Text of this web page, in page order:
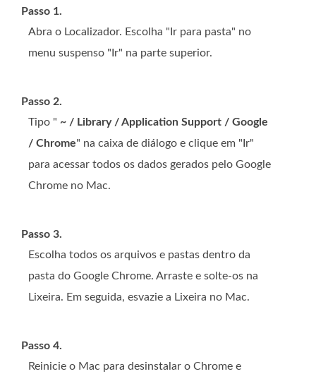
Passo 1.
Abra o Localizador. Escolha "Ir para pasta" no
menu suspenso "Ir" na parte superior.
Passo 2.
Tipo " ~ / Library / Application Support / Google
/ Chrome" na caixa de diálogo e clique em "Ir"
para acessar todos os dados gerados pelo Google
Chrome no Mac.
Passo 3.
Escolha todos os arquivos e pastas dentro da
pasta do Google Chrome. Arraste e solte-os na
Lixeira. Em seguida, esvazie a Lixeira no Mac.
Passo 4.
Reinicie o Mac para desinstalar o Chrome e